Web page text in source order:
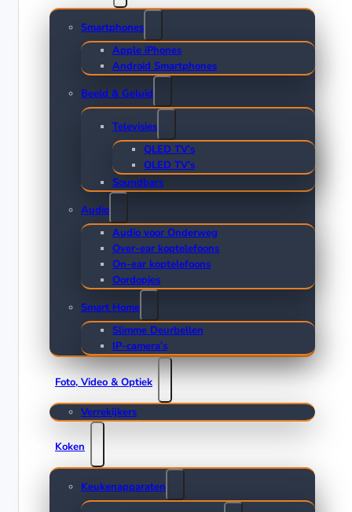
Smartphones
Apple iPhones
Android Smartphones
Beeld & Geluid
Televisies
QLED TV’s
OLED TV’s
Soundbars
Audio
Audio voor Onderweg
Over-ear koptelefoons
On-ear koptelefoons
Oordopjes
Smart Home
Slimme Deurbellen
IP-camera’s
Foto, Video & Optiek
Verrekijkers
Koken
Keukenapparaten